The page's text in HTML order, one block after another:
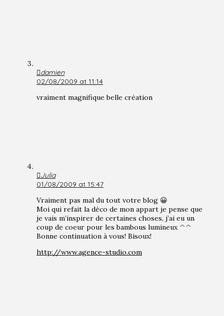
damien
02/08/2009 at 11:14
vraiment magnifique belle création
Julia
01/08/2009 at 15:47
Vraiment pas mal du tout votre blog 😀
Moi qui refait la déco de mon appart je pense que
je vais m’inspirer de certaines choses, j’ai eu un
coup de coeur pour les bambous lumineux ^^
Bonne continuation à vous! Bisoux!
http://www.agence-studio.com